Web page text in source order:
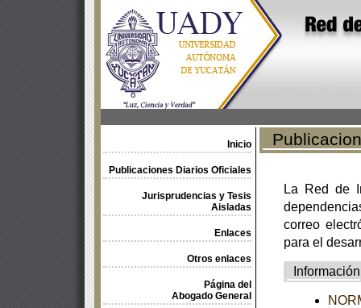
Inicio
Publicaciones Diarios Oficiales
Jurisprudencias y Tesis
Aisladas
Enlaces
Otros enlaces
Página del
Abogado General
La Red de
correo
para el
Información